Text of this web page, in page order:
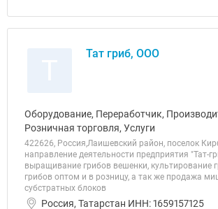
Тат гриб, ООО
Оборудование, Переработчик,
Розничная торговля, Услуги
422626, Россия,Лаишевский район, поселок
направление деятельности предприятия "Тат-
выращивание грибов вешенки, культирование
грибов оптом и в розницу, а так же продажа
субстратных блоков
Россия, Татарстан ИНН: 1659157125